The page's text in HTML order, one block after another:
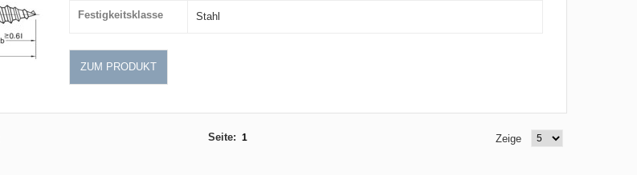
Festigkeitsklasse Stahl
ZUM PRODUKT
Zeige
Seite: 1